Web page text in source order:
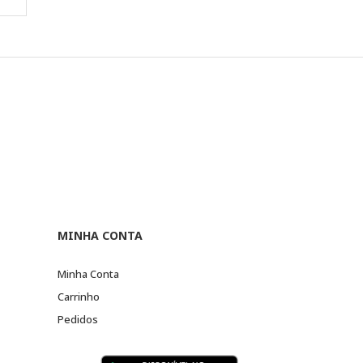
MINHA CONTA
Minha Conta
Carrinho
Pedidos